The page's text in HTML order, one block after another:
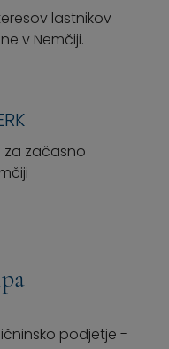
lastnikov
v Nemčiji.
za začasno
podjetje -